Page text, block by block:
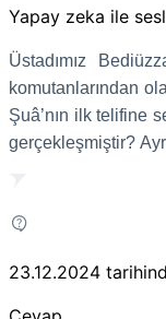
Yapay zeka ile
Üstadımız
komutanlarından
Şuâ’nın ilk telifine
gerçekleşmiştir?
23.12.2024